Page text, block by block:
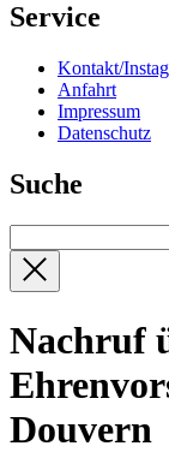
Service
Kontakt/
Anfahrt
Impressum
Datenschutz
Suche
Nachruf
Douvern